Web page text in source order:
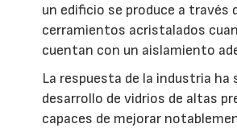
un edificio se produce a través
cerramientos acristalados
cuentan con un aislamiento
La respuesta de la industria ha
desarrollo de vidrios de altas
capaces de mejorar